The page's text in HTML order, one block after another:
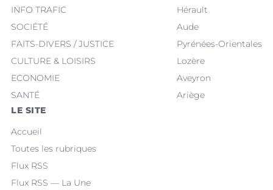
INFO TRAFIC
SOCIÉTÉ
FAITS-DIVERS / JUSTICE
CULTURE & LOISIRS
ECONOMIE
SANTÉ
Hérault
Aude
Pyrénées-Orientales
Lozère
Aveyron
Ariège
LE SITE
Accueil
Toutes les rubriques
Flux RSS
Flux RSS — La Une